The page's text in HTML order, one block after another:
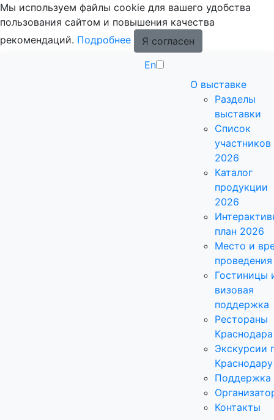
Мы используем файлы cookie для вашего удобства
пользования сайтом и повышения качества
рекомендаций. Подробнее
Я согласен
En
О выставке
Разделы
выставки
Список
участников
2026
Каталог
продукции
2026
план 2026
Место и
проведения
Гостиницы
визовая
поддержка
Рестораны
Краснодара
Экскурсии
Краснодару
Поддержка
Контакты